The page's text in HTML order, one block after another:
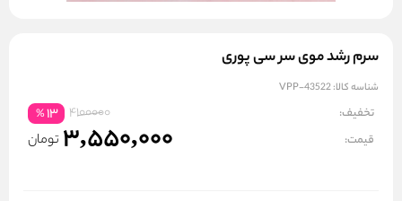
سرم رشد موی سر سی پوری
شناسه کالا:VPP-43522
تخفیف: 4100000
13
%
قیمت: 3,550,000 تومان